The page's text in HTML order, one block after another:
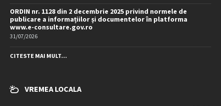
ORDIN nr. 1128 din 2 decembrie 2025 privind normele de
publicare a informațiilor și documentelor în platforma
www.e-consultare.gov.ro
31/07/2026
CITESTE MAI MULT...
VREMEA LOCALA